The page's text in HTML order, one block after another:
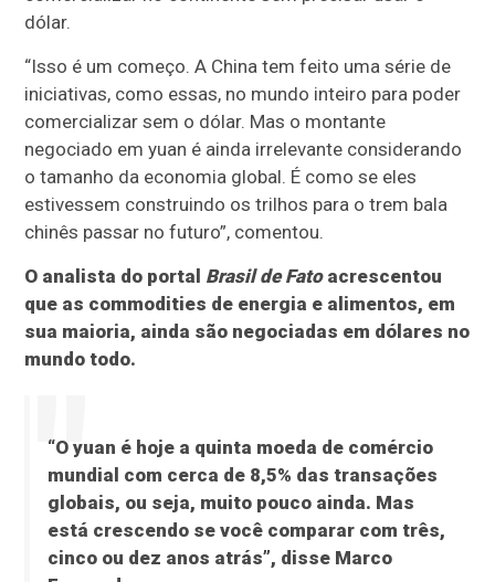
dólar.
“Isso é um começo. A China tem feito uma série de
iniciativas, como essas, no mundo inteiro para poder
comercializar sem o dólar. Mas o montante
negociado em yuan é ainda irrelevante considerando
o tamanho da economia global. É como se eles
estivessem construindo os trilhos para o trem bala
chinês passar no futuro”, comentou.
O analista do portal Brasil de Fatoacrescentou
que as commodities de energia e alimentos, em
sua maioria, ainda são negociadas em dólares no
mundo todo.
“O yuan é hoje a quinta moeda de comércio
mundial com cerca de 8,5% das transações
globais, ou seja, muito pouco ainda. Mas
está crescendo se você comparar com três,
cinco ou dez anos atrás”, disse Marco